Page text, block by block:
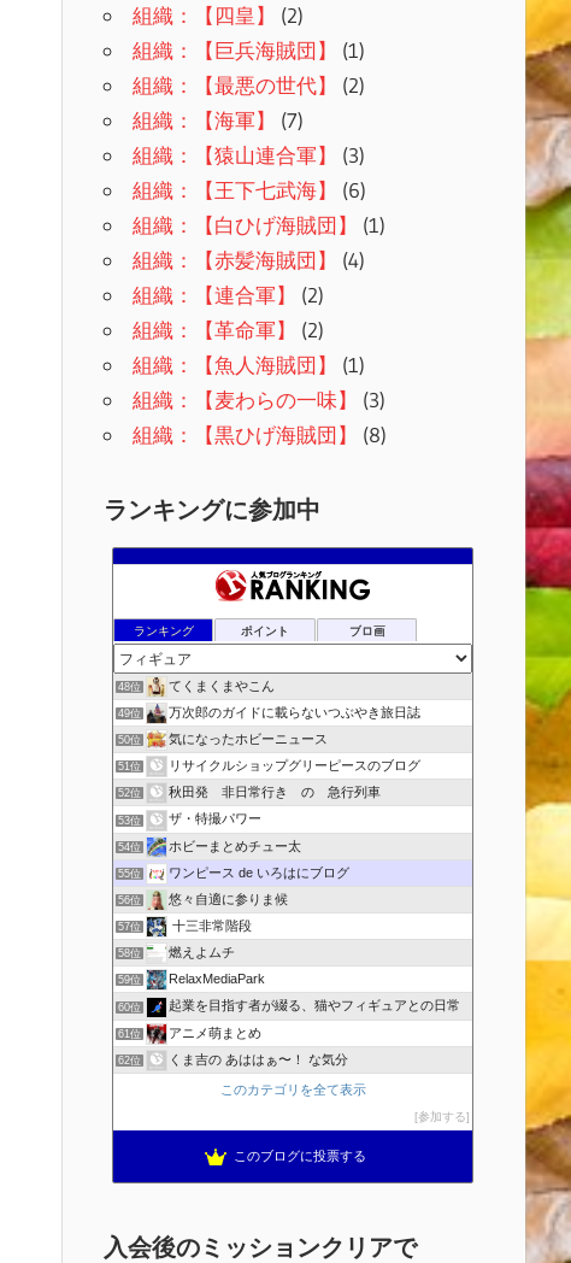
組織：【四皇】
(2)
組織：【巨兵海賊団】
(1)
組織：【最悪の世代】
(2)
組織：【海軍】
(7)
組織：【猿山連合軍】
(3)
組織：【王下七武海】
(6)
組織：【白ひげ海賊団】
(1)
組織：【赤髪海賊団】
(4)
組織：【連合軍】
(2)
組織：【革命軍】
(2)
組織：【魚人海賊団】
(1)
組織：【麦わらの一味】
(3)
組織：【黒ひげ海賊団】
(8)
ランキングに参加中
ランキング ポイント ブロ画
48位 てくまくまやこん
49位 万次郎のガイドに載らないつぶやき旅日誌
50位 気になったホビーニュース
51位 リサイクルショップグリーピースのブログ
52位 秋田発 非日常行き の 急行列車
53位 ザ・特撮パワー
54位 ホビーまとめチュー太
55位 ワンピース de いろはにブログ
56位 悠々自適に参りま候
57位 十三非常階段
58位 燃えよムチ
59位 RelaxMediaPark
60位 起業を目指す者が綴る、猫やフィギュアとの日常
61位 アニメ萌まとめ
62位 くま吉の あははぁ〜！ な気分
このカテゴリを全て表示
参加する
このブログに投票する
入会後のミッションクリアで